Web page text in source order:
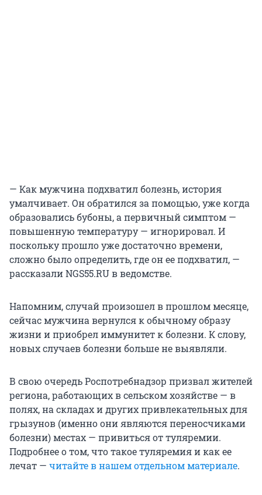
— Как мужчина подхватил болезнь, история
умалчивает. Он обратился за помощью, уже когда
образовались бубоны, а первичный симптом —
повышенную температуру — игнорировал. И
поскольку прошло уже достаточно времени,
сложно было определить, где он ее подхватил, —
рассказали NGS55.RU в ведомстве.
Напомним, случай произошел в прошлом месяце,
сейчас мужчина вернулся к обычному образу
жизни и приобрел иммунитет к болезни. К слову,
новых случаев болезни больше не выявляли.
В свою очередь Роспотребнадзор призвал жителей
региона, работающих в сельском хозяйстве — в
полях, на складах и других привлекательных для
грызунов (именно они являются переносчиками
болезни) местах — привиться от туляремии.
Подробнее о том, что такое туляремия и как ее
лечат — читайте в нашем отдельном материале.